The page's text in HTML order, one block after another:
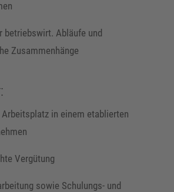
betriebswirt. Abläufe und
Zusammenhänge
in einem etablierten
Vergütung
sowie Schulungs- und